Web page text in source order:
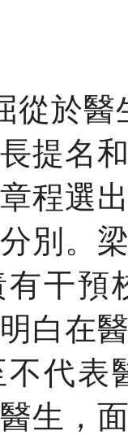
從於
提名
程選
別。
干預
白在
代表
生，